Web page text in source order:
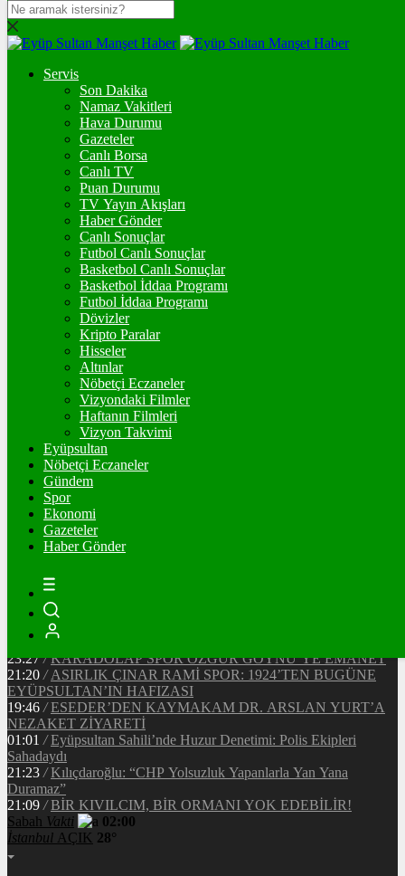
DOLAR
47,7134$% 0.16
EURO
% -0.02
STERLİN
% 0.07
GRAM ALTIN
%0,58
%0,36
BİTCOİN
ETHEREUM
TETHER
Servis
Son Dakika
Namaz Vakitleri
Hava Durumu
Gazeteler
Canlı Borsa
Canlı TV
Puan Durumu
TV Yayın Akışları
Haber Gönder
Canlı Sonuçlar
Futbol Canlı Sonuçlar
Basketbol Canlı Sonuçlar
Basketbol İddaa Programı
Futbol İddaa Programı
Dövizler
Kripto Paralar
Hisseler
Altınlar
Nöbetçi Eczaneler
Vizyondaki Filmler
Haftanın Filmleri
Vizyon Takvimi
Eyüpsultan
Nöbetçi Eczaneler
Gündem
Spor
Ekonomi
Gazeteler
Haber Gönder
20:37 / CHP EYÜPSULTAN İLÇE ÖRGÜTÜ ÜYELERİ
/ MHP EYÜPSULTAN TEŞKİLATI’NIN ACI GÜNÜ
13:33
/ BAŞKAN DR. MİTHAT BÜLENT ÖZMEN’DEN
KAMUOYUNA AÇIKLAMA
Makyaj Sanatçısı Uzay Damla Yıldız, Uluslararası
Başarılarıyla Türkiye’yi Temsil Ediyor
23:27 / KARADOLAP SPOR ÖZGÜR GÖYNÜ’YE EMANET
21:20 / ASIRLIK ÇINAR RAMİ SPOR: 1924’TEN BUGÜNE
EYÜPSULTAN’IN HAFIZASI
19:46 / ESEDER’DEN KAYMAKAM DR. ARSLAN YURT’A
NEZAKET ZİYARETİ
01:01 / Eyüpsultan Sahili’nde Huzur Denetimi: Polis Ekipleri
Sahadaydı
21:23 / Kılıçdaroğlu: “CHP Yolsuzluk Yapanlarla Yan Yana
Duramaz”
21:09 / BİR KIVILCIM, BİR ORMANI YOK EDEBİLİR!
Sabah Vakti
02:00
İstanbul AÇIK 28°